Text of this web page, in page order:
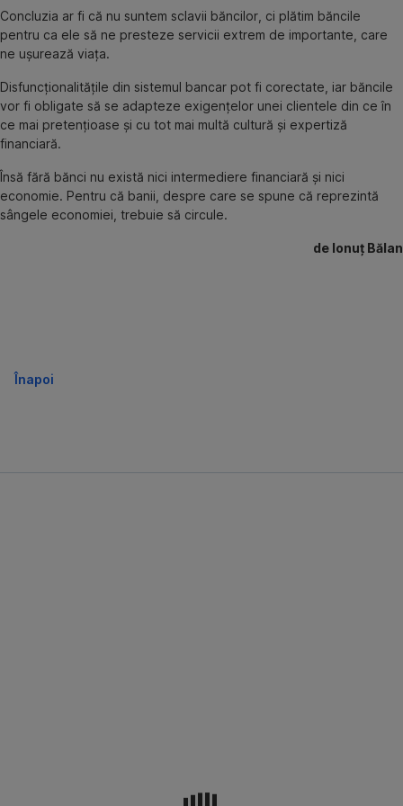
Concluzia ar fi că nu suntem sclavii băncilor, ci plătim băncile
pentru ca ele să ne presteze servicii extrem de importante, care
ne uşurează viaţa.
Disfuncţionalităţile din sistemul bancar pot fi corectate, iar băncile
vor fi obligate să se adapteze exigenţelor unei clientele din ce în
ce mai pretenţioase şi cu tot mai multă cultură şi expertiză
financiară.
Însă fără bănci nu există nici intermediere financiară şi nici
economie. Pentru că banii, despre care se spune că reprezintă
sângele economiei, trebuie să circule.
de Ionuţ Bălan
Înapoi